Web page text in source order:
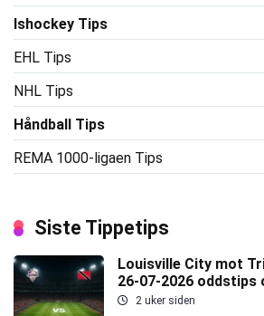
Ishockey Tips
EHL Tips
NHL Tips
Håndball Tips
REMA 1000-ligaen Tips
Siste Tippetips
Louisville City mot
26-07-2026 oddstips
2 uker siden